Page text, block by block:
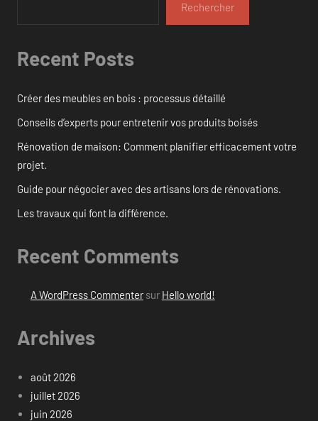
Rechercher
Recent Posts
Créer des meubles en bois : processus détaillé
Conseils d’experts pour entretenir vos produits boisés
Rénovation de maison: Comment planifier efficacement votre
projet.
Guide pour négocier avec des artisans lors de rénovations.
Les travaux qui font la différence.
Recent Comments
A WordPress Commentersur Hello world!
Archives
août 2026
juillet 2026
juin 2026